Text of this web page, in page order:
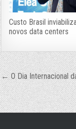
Custo Brasil
novos data centers
Navegação
de
Post
← O Dia Internacional